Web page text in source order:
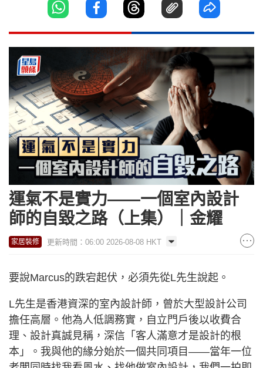
運氣不是實力——一個室內設計
師的自毀之路（上集）｜金耀
家居裝修 更新時間：06:00 2026-08-08 HKT
要說Marcus的跌宕起伏，必須先從L先生說起。
L先生是香港資深的室內設計師，曾於大型設計公司
擔任高層。他為人低調務實，自立門戶後以收費合
理、設計真誠見稱，深信「客人滿意才是設計的根
本」。我與他的緣分始於一個共同項目——當年一位